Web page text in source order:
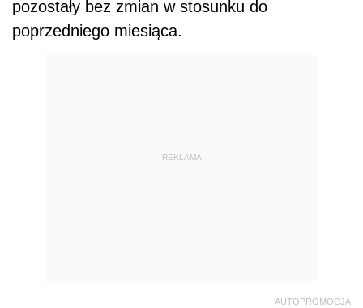
pozostały bez zmian w stosunku do
poprzedniego miesiąca.
REKLAMA
AUTOPROMOCJA